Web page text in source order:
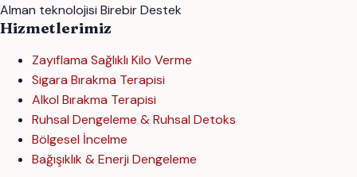
Alman teknolojisi Birebir Destek
Hizmetlerimiz
Zayıflama Sağlıklı Kilo Verme
Sigara Bırakma Terapisi
Alkol Bırakma Terapisi
Ruhsal Dengeleme & Ruhsal Detoks
Bölgesel İncelme
Bağışıklık & Enerji Dengeleme